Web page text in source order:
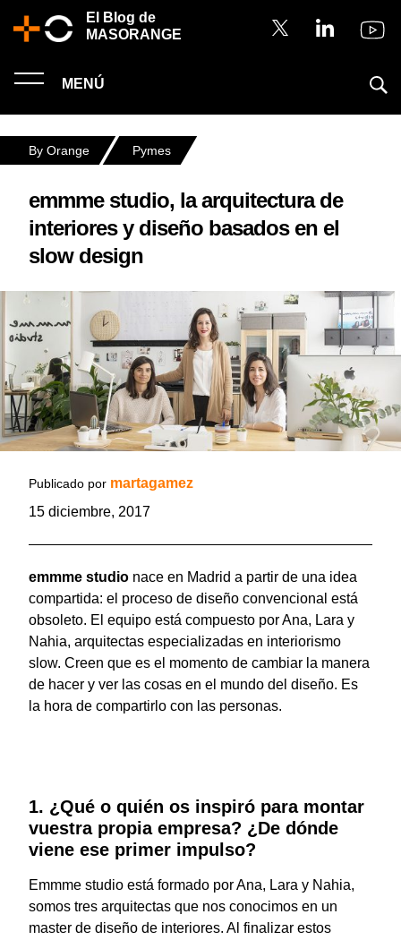
El Blog de
MASORANGE
MENÚ
By Orange Pymes
emmme studio, la arquitectura de
interiores y diseño basados en el
slow design
Publicado por martagamez
15 diciembre, 2017
emmme studio nace en Madrid a partir de una idea
compartida: el proceso de diseño convencional está
obsoleto. El equipo está compuesto por Ana, Lara y
Nahia, arquitectas especializadas en interiorismo
slow. Creen que es el momento de cambiar la manera
de hacer y ver las cosas en el mundo del diseño. Es
la hora de compartirlo con las personas.
1. ¿Qué o quién os inspiró para montar
vuestra propia empresa? ¿De dónde
viene ese primer impulso?
Emmme studio está formado por Ana, Lara y Nahia,
somos tres arquitectas que nos conocimos en un
master de diseño de interiores. Al finalizar estos